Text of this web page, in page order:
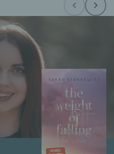
Before Next